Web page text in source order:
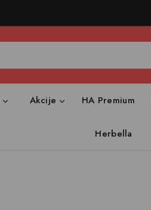
Akcije HA Premium
Herbella